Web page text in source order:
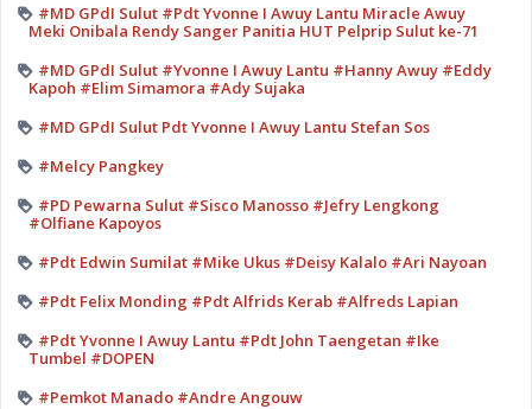
#MD GPdI Sulut #Pdt Yvonne I Awuy Lantu Miracle Awuy
Meki Onibala Rendy Sanger Panitia HUT Pelprip Sulut ke-71
#MD GPdI Sulut #Yvonne I Awuy Lantu #Hanny Awuy #Eddy
Kapoh #Elim Simamora #Ady Sujaka
#MD GPdI Sulut Pdt Yvonne I Awuy Lantu Stefan Sos
#Melcy Pangkey
#PD Pewarna Sulut #Sisco Manosso #Jefry Lengkong
#Olfiane Kapoyos
#Pdt Edwin Sumilat #Mike Ukus #Deisy Kalalo #Ari Nayoan
#Pdt Felix Monding #Pdt Alfrids Kerab #Alfreds Lapian
#Pdt Yvonne I Awuy Lantu #Pdt John Taengetan #Ike
Tumbel #DOPEN
#Pemkot Manado #Andre Angouw